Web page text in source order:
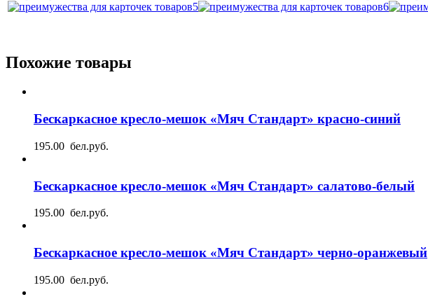
Похожие товары
Бескаркасное кресло-мешок «Мяч Стандарт» красно-синий
195.00 бел.руб.
Бескаркасное кресло-мешок «Мяч Стандарт» салатово-белый
195.00 бел.руб.
Бескаркасное кресло-мешок «Мяч Стандарт» черно-оранжевый
195.00 бел.руб.